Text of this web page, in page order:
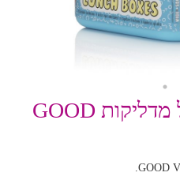
סט 4 קופסאות אוכל מדליקות GOOD